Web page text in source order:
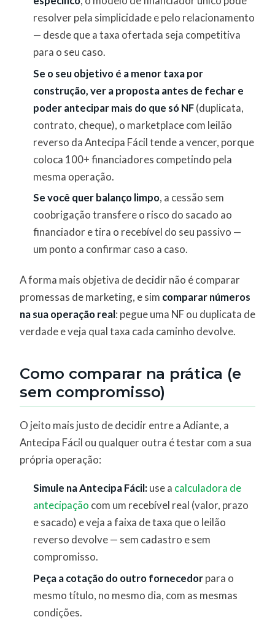
resolver pela simplicidade e pelo relacionamento
— desde que a taxa ofertada seja competitiva
para o seu caso.
Se o seu objetivo é a menor taxa por
construção, ver a proposta antes de fechar e
poder antecipar mais do que só NF(duplicata,
contrato, cheque), o marketplace com leilão
reverso da Antecipa Fácil tende a vencer, porque
coloca 100+ financiadores competindo pela
mesma operação.
Se você quer balanço limpo, a cessão sem
coobrigação transfere o risco do sacado ao
financiador e tira o recebível do seu passivo —
um ponto a confirmar caso a caso.
A forma mais objetiva de decidir não é comparar
promessas de marketing, e sim comparar números
na sua operação real: pegue uma NF ou duplicata de
verdade e veja qual taxa cada caminho devolve.
Como comparar na prática (e
sem compromisso)
O jeito mais justo de decidir entre a Adiante, a
Antecipa Fácil ou qualquer outra é testar com a sua
própria operação:
Simule na Antecipa Fácil:use a calculadora de
antecipação com um recebível real (valor, prazo
e sacado) e veja a faixa de taxa que o leilão
reverso devolve — sem cadastro e sem
compromisso.
Peça a cotação do outro fornecedorpara o
mesmo título, no mesmo dia, com as mesmas
condições.